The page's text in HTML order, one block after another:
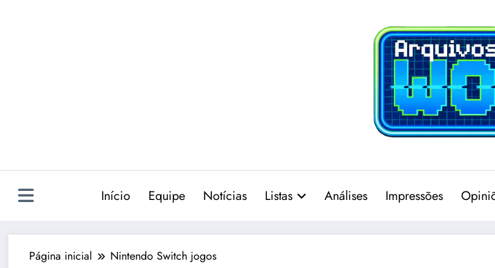
Início Equipe Notícias Listas Análises Impressões
Página inicial Nintendo Switch jogos